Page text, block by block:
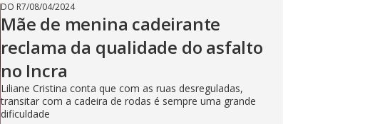
DO R7/08/04/2024
Mãe de menina cadeirante
reclama da qualidade do asfalto
no Incra
Liliane Cristina conta que com as ruas desreguladas,
transitar com a cadeira de rodas é sempre uma grande
dificuldade